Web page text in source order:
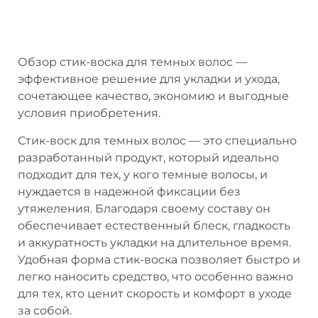
Обзор стик-воска для темных волос —
эффективное решение для укладки и ухода,
сочетающее качество, экономию и выгодные
условия приобретения.
Стик-воск для темных волос — это специально
разработанный продукт, который идеально
подходит для тех, у кого темные волосы, и
нуждается в надежной фиксации без
утяжеления. Благодаря своему составу он
обеспечивает естественный блеск, гладкость
и аккуратность укладки на длительное время.
Удобная форма стик-воска позволяет быстро и
легко наносить средство, что особенно важно
для тех, кто ценит скорость и комфорт в уходе
за собой.